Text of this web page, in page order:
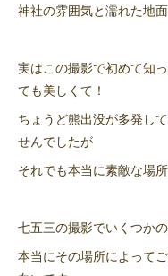
神社の雰囲気と濡れた地
実はこの撮影で初めて知
ても美しくて！
ちょうど熊出没が多発し
せんでしたが
それでも本当に素敵な場所
七五三の撮影でいくつか
本当にその場所によって